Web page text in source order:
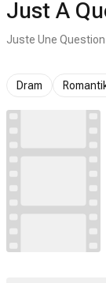
Just A
Juste Une
Dram